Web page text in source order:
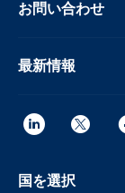
お問い合わせ
最新情報
国を選択